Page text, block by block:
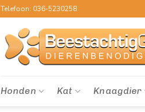
Telefoon: 036-5230258
Honden Kat Knaagdier